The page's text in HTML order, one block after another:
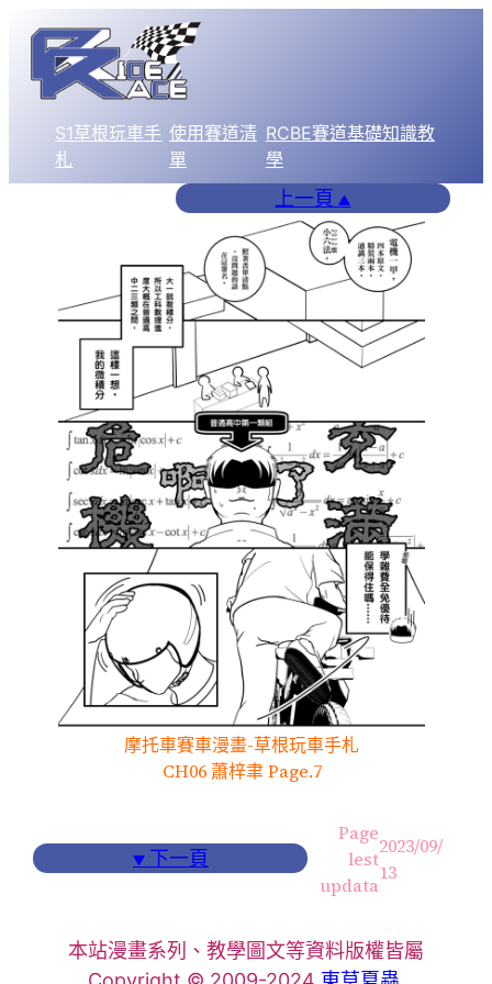
S1草根玩車手
札
使用賽道清
單
RCBE賽道基礎知識教
學
上一頁▲
摩托車賽車漫畫-草根玩車手札
CH06 蕭梓聿 Page.7
▼下一頁
Page
lest
updata
2023/09/
13
本站漫畫系列、教學圖文等資料版權皆屬